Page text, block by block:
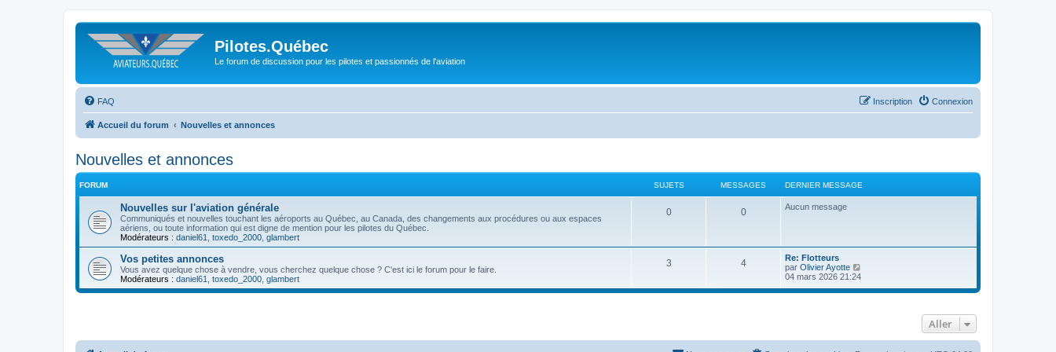
Pilotes.Québec
Le forum de discussion pour les pilotes et passionnés de l'aviation
FAQ Connexion
Inscription
Accueil du forum Nouvelles et annonces
Nouvelles et annonces
FORUM SUJETS MESSAGES DERNIER MESSAGE
Nouvelles sur l'aviation générale
Communiqués et nouvelles touchant les aéroports au Québec, au Canada, des changements aux procédures ou aux espaces
aériens, ou toute information qui est digne de mention pour les pilotes du Québec.
Modérateurs : daniel61 toxedo_2000 glambert
0 0 Aucun message
Vos petites annonces
Vous avez quelque chose à vendre, vous cherchez quelque chose ? C'est ici le forum pour le faire.
Modérateurs : daniel61 toxedo_2000 glambert
3 4
Re: Flotteurs
par Olivier Ayotte
s
r
04 mars 2026 21:24
Aller